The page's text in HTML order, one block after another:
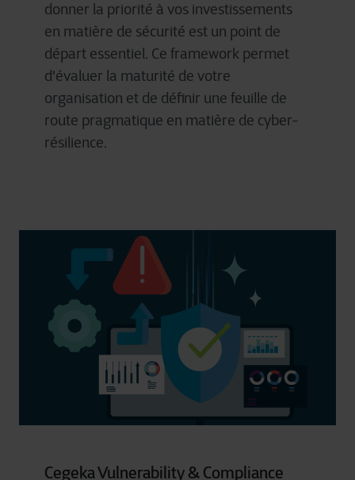
donner la priorité à vos investissements
en matière de sécurité est un point de
départ essentiel. Ce framework permet
d'évaluer la maturité de votre
organisation et de définir une feuille de
route pragmatique en matière de cyber-
résilience.
Cegeka Vulnerability & Compliance